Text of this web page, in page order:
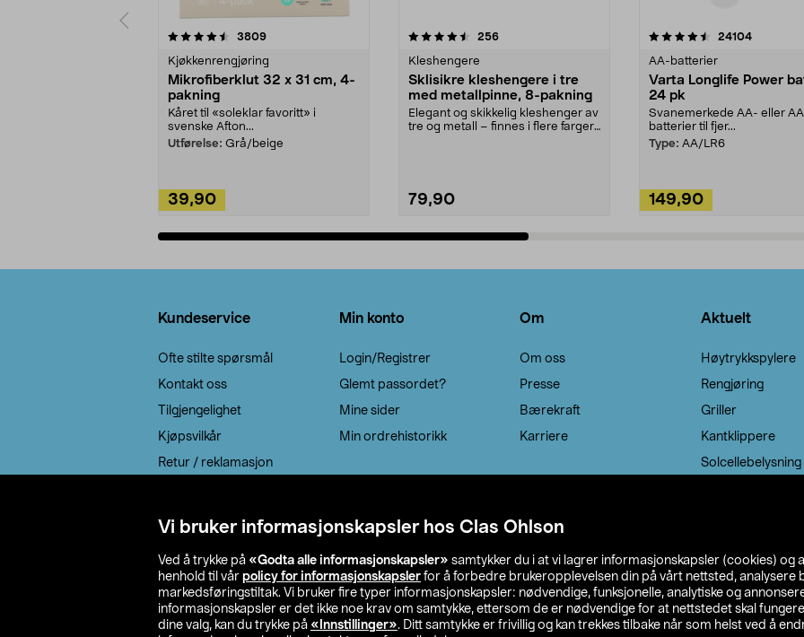
Vi bruker informasjonskapsler hos Clas Ohlson
Ved å trykke på «Godta alle informasjonskapsler» samtykker du i at vi lagrer informasjonskapsler (cookies) og
henhold til vår policy for informasjonskapsler for å forbedre brukeropplevelsen din på vårt nettsted, analysere
markedsføringstiltak. Vi bruker fire typer informasjonskapsler: nødvendige, funksjonelle, analytiske og
informasjonskapsler er det ikke noe krav om samtykke, ettersom de er nødvendige for at nettstedet skal
dine valg, kan du trykke på «Innstillinger». Ditt samtykke er frivillig og kan trekkes tilbake når som helst ved å
3809anmeldelser
Kjøkkenrengjøring
Mikrofiberklut 32 x 31 cm, 4-
pakning
Kåret til «soleklar favoritt» i
svenske Afton...
Utførelse: Grå/beige
39,90
4.5av 5 stjerner 256anmeldelser
Kleshengere
Sklisikre kleshengere i tre
med metallpinne, 8-pakning
Elegant og skikkelig kleshenger av
tre og metall – finnes i flere farger.
79,90
4.5av 5 stjerner 24104
AA-batterier
Varta Longlife Power
24 pk
Svanemerkede AA- eller
batterier til fjer...
Type: AA/LR6
149,90
4.5av 5 stjerner
Kundeservice
Ofte stilte spørsmål
Kontakt oss
Tilgjengelighet
Kjøpsvilkår
Retur / reklamasjon
Min konto
Login/Registrer
Glemt passordet?
Mine sider
Min ordrehistorikk
Om
Om oss
Presse
Bærekraft
Karriere
Aktuelt
Høytrykkspylere
Rengjøring
Griller
Kantklippere
Solcellebelysning